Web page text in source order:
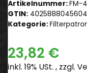
Artikelnummer:FM-
GTIN: 4025888045604
Kategorie:
23,82 €
inkl. 19% USt. , zzgl.